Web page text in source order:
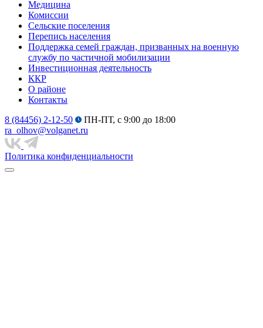
Медицина
Комиссии
Сельские поселения
Перепись населения
Поддержка семей граждан, призванных на военную
службу по частичной мобилизации
Инвестиционная деятельность
ККР
О районе
Контакты
8 (84456) 2-12-50
ПН-ПТ, с 9:00 до 18:00
ra_olhov@volganet.ru
Политика конфиденциальности